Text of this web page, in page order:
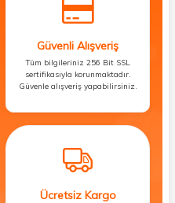
Güvenli Alışveriş
Tüm bilgileriniz 256 Bit SSL
sertifikasıyla korunmaktadır.
Güvenle alışveriş yapabilirsiniz.
Ücretsiz Kargo